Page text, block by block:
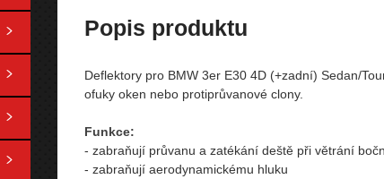
Popis produktu
Deflektory pro BMW 3er E30 4D (+zadní) Sedan/
ofuky oken nebo protiprůvanové clony.
Funkce:
- zabraňují průvanu a zatékání deště při větrání
- zabraňují aerodynamickému hluku